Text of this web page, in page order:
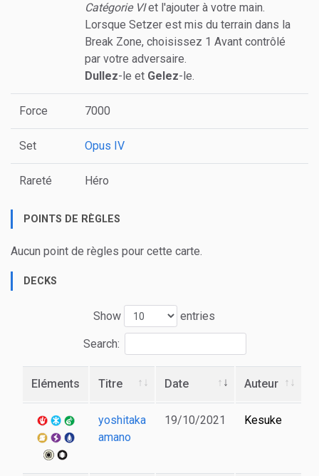
Catégorie VIet l'ajouter à votre main.
Lorsque Setzer est mis du terrain dans la
Break Zone, choisissez 1 Avant contrôlé
par votre adversaire.
Dullez-le et Gelez-le.
Force 7000
Set Opus IV
Rareté Héro
POINTS DE RÈGLES
Aucun point de règles pour cette carte.
DECKS
Show entries
Search:
Eléments Titre Date Auteur
yoshitaka
amano
19/10/2021 Kesuke